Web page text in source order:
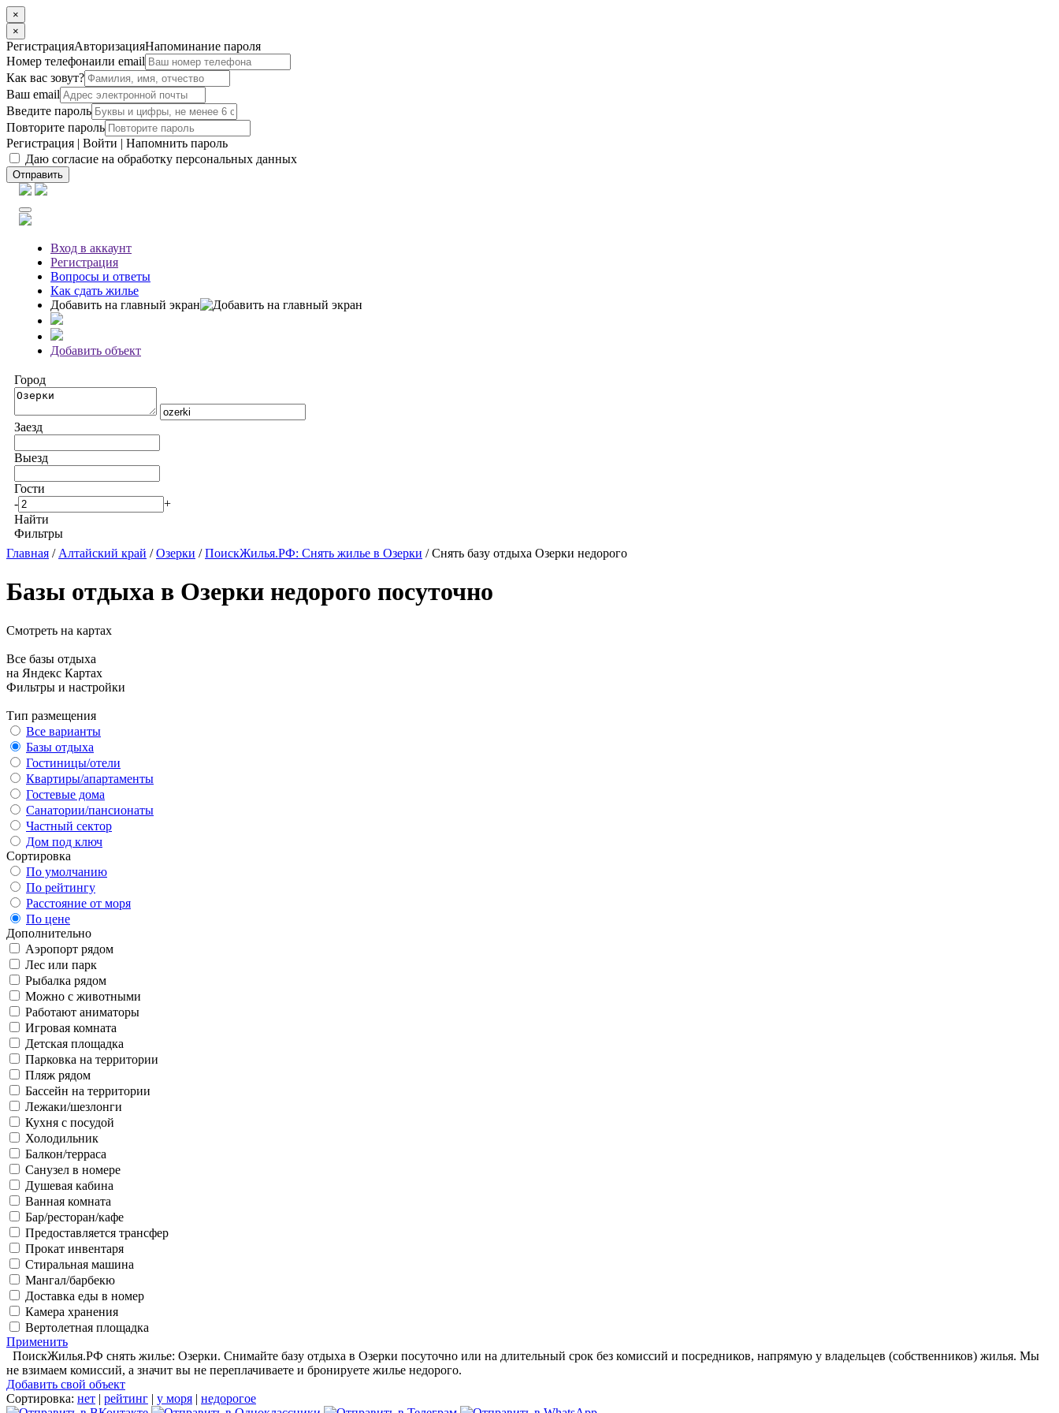
×
×
РегистрацияАвторизацияНапоминание пароля
Номер телефонаили email
Как вас зовут?
Ваш email
Введите пароль
Повторите пароль
Регистрация | Войти | Напомнить пароль
Даю согласие на обработку персональных данных
Отправить
Вход в аккаунт
Регистрация
Вопросы и ответы
Как сдать жилье
Добавить на главный экран
Добавить объект
Город
Заезд
Выезд
Гости
-
+
Найти
Фильтры
Главная / Алтайский край /Озерки /ПоискЖилья.РФ: Снять жилье в Озерки / Снять базу отдыха Озерки недорого
Базы отдыха в Озерки недорого посуточно
Смотреть на картах
Все базы отдыха
на Яндекс Картах
Фильтры и настройки
Тип размещения
Все варианты
Базы отдыха
Гостиницы/отели
Квартиры/апартаменты
Гостевые дома
Санатории/пансионаты
Частный сектор
Дом под ключ
Сортировка
По умолчанию
По рейтингу
Расстояние от моря
По цене
Дополнительно
Аэропорт рядом
Лес или парк
Рыбалка рядом
Можно с животными
Работают аниматоры
Игровая комната
Детская площадка
Парковка на территории
Пляж рядом
Бассейн на территории
Лежаки/шезлонги
Кухня с посудой
Холодильник
Балкон/терраса
Санузел в номере
Душевая кабина
Ванная комната
Бар/ресторан/кафе
Предоставляется трансфер
Прокат инвентаря
Стиральная машина
Мангал/барбекю
Доставка еды в номер
Камера хранения
Вертолетная площадка
Применить
ПоискЖилья.РФ снять жилье: Озерки. Снимайте базу отдыха в Озерки посуточно или на длительный срок без комиссий и посредников, напрямую у владельцев (собственников) жилья. Мы
не взимаем комиссий, а значит вы не переплачиваете и бронируете жилье недорого.
Добавить свой объект
Сортировка: нет | рейтинг | у моря | недорогое